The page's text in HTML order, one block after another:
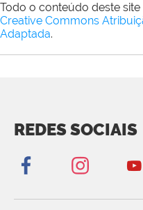
Todo o conteúdo deste
Creative Commons
Adaptada.
REDES SOCIAIS